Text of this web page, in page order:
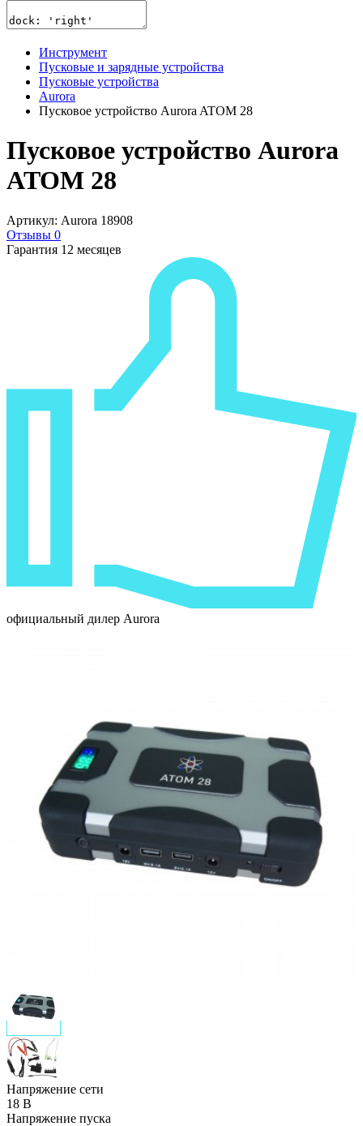
Инструмент
Пусковые и зарядные устройства
Пусковые устройства
Aurora
Пусковое устройство Aurora ATOM 28
Пусковое устройство Aurora
ATOM 28
Артикул: Aurora 18908
Отзывы 0
Гарантия 12 месяцев
официальный дилер Aurora
Напряжение сети
18 В
Напряжение пуска